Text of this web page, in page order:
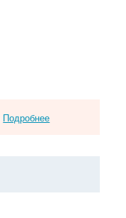
Подробнее